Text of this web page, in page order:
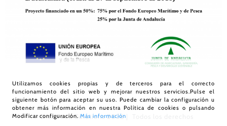
© Díaz Food Solutions2026 | Todos los derechos
Utilizamos cookies propias y de terceros para el correcto
funcionamiento del sitio web y mejorar nuestros servicios.Pulse el
siguiente botón para aceptar su uso. Puede cambiar la configuración u
obtener más información en nuestraPolítica de cookies o pulsando
Modificar configuración. Más información